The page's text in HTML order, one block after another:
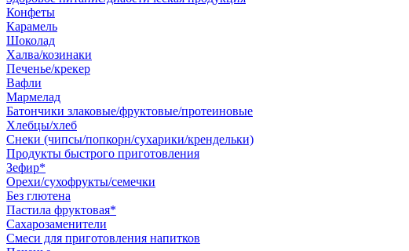
Конфеты
Карамель
Шоколад
Халва/козинаки
Печенье/крекер
Вафли
Мармелад
Батончики злаковые/фруктовые/протеиновые
Хлебцы/хлеб
Снеки (чипсы/попкорн/сухарики/крендельки)
Продукты быстрого приготовления
Зефир*
Орехи/сухофрукты/семечки
Без глютена
Пастила фруктовая*
Сахарозаменители
Смеси для приготовления напитков